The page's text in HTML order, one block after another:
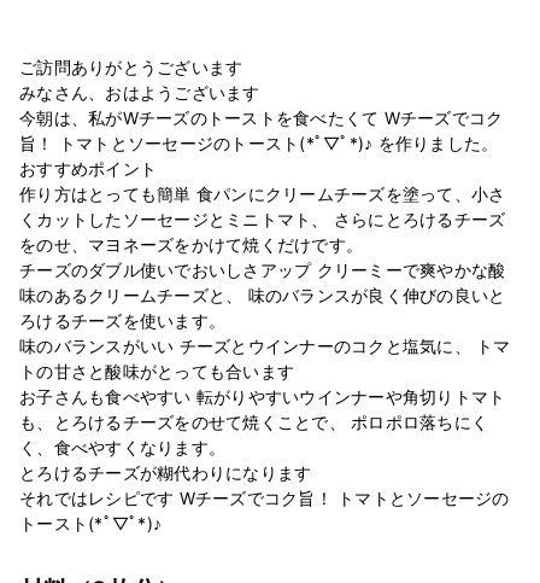
ご訪問ありがとうございます
みなさん、おはようございます
今朝は、私がWチーズのトーストを食べたくて Wチーズでコク
旨！ トマトとソーセージのトースト(*ﾟ▽ﾟ*)♪ を作りました。
おすすめポイント
作り方はとっても簡単 食パンにクリームチーズを塗って、小さ
くカットしたソーセージとミニトマト、 さらにとろけるチーズ
をのせ、マヨネーズをかけて焼くだけです。
チーズのダブル使いでおいしさアップ クリーミーで爽やかな酸
味のあるクリームチーズと、 味のバランスが良く伸びの良いと
ろけるチーズを使います。
味のバランスがいい チーズとウインナーのコクと塩気に、 トマ
トの甘さと酸味がとっても合います
お子さんも食べやすい 転がりやすいウインナーや角切りトマト
も、とろけるチーズをのせて焼くことで、 ポロポロ落ちにく
く、食べやすくなります。
とろけるチーズが糊代わりになります
それではレシピです Wチーズでコク旨！ トマトとソーセージの
トースト(*ﾟ▽ﾟ*)♪